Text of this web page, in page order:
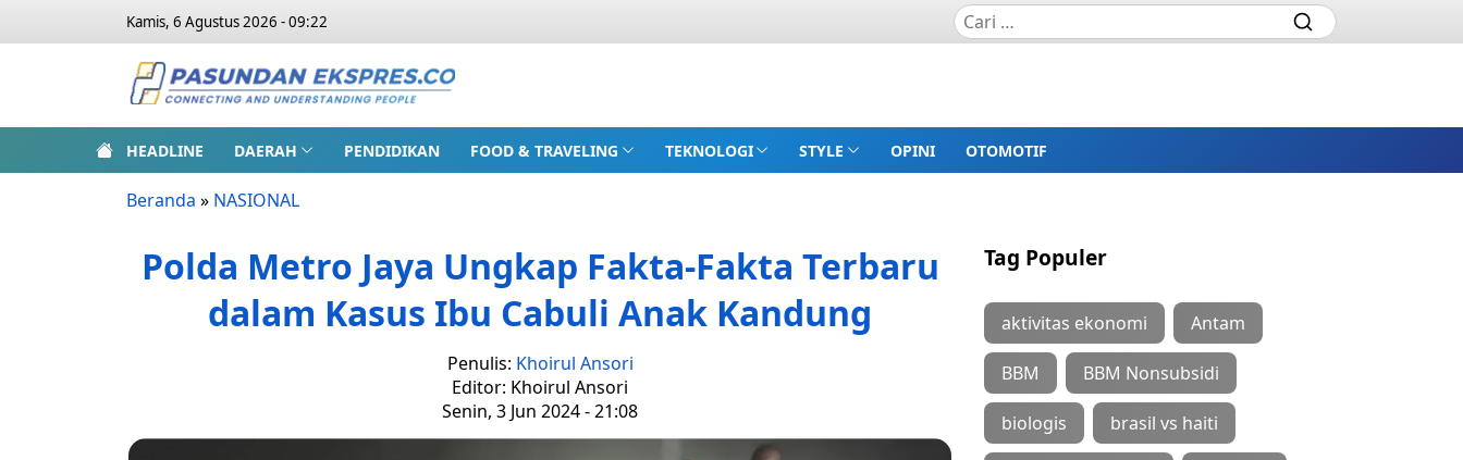
Kamis, 6 Agustus 2026 - 09:22
HEADLINE DAERAH PENDIDIKAN FOOD & TRAVELING TEKNOLOGI STYLE OPINI OTOMOTIF
Beranda » NASIONAL
Polda Metro Jaya Ungkap Fakta-Fakta Terbaru
dalam Kasus Ibu Cabuli Anak Kandung
Penulis: Khoirul Ansori
Editor: Khoirul Ansori
Senin, 3 Jun 2024 - 21:08
Tag Populer
aktivitas ekonomi Antam
BBM BBM Nonsubsidi
biologis brasil vs haiti